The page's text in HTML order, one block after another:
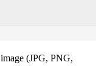
(JPG, PNG,